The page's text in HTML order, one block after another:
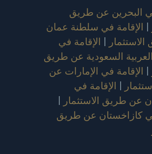
البحرين عن طريق
| الإقامة في سلطنة عمان
| الإقامة في
السعودية عن طريق
| الإقامة في الإمارات عن
| الإقامة في
عن طريق الاستثمار |
كازاخستان عن طريق